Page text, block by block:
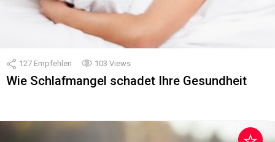
127 Empfehlen 103 Views
Wie Schlafmangel schadet Ihre Gesundheit